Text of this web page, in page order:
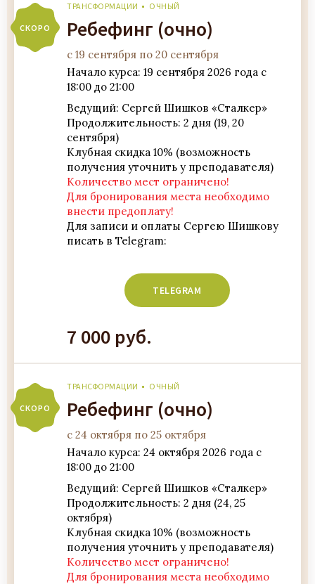
ТРАНСФОРМАЦИИ ОЧНЫЙ
Ребефинг (очно)
с 19 сентября по 20 сентября
Начало курса: 19 сентября 2026 года с
18:00 до 21:00
Ведущий: Сергей Шишков «Сталкер»
Продолжительность: 2 дня (19, 20
сентября)
Клубная скидка 10% (возможность
получения уточнить у преподавателя)
Количество мест ограничено!
Для бронирования места необходимо
внести предоплату!
Для записи и оплаты Сергею Шишкову
писать в Telegram:
7 000 руб.
СКОРО
ТРАНСФОРМАЦИИ ОЧНЫЙ
Ребефинг (очно)
с 24 октября по 25 октября
Начало курса: 24 октября 2026 года с
18:00 до 21:00
Ведущий: Сергей Шишков «Сталкер»
Продолжительность: 2 дня (24, 25
октября)
Клубная скидка 10% (возможность
получения уточнить у преподавателя)
Количество мест ограничено!
Для бронирования места необходимо
СКОРО